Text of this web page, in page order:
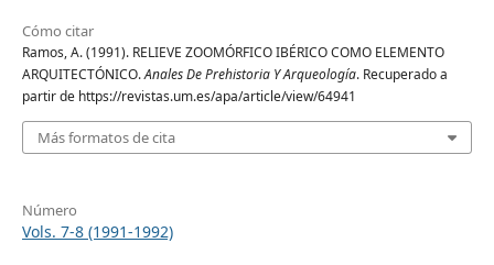
Cómo citar
Ramos, A. (1991). RELIEVE ZOOMÓRFICO IBÉRICO COMO ELEMENTO
ARQUITECTÓNICO.Anales De Prehistoria Y Arqueología. Recuperado a
partir de https://revistas.um.es/apa/article/view/64941
Más formatos de cita
Número
Vols. 7-8 (1991-1992)